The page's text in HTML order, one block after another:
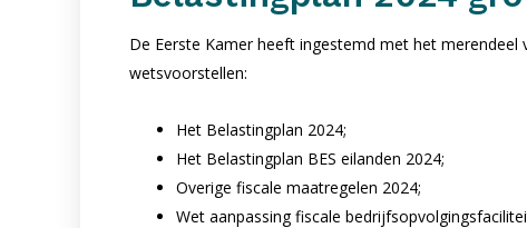
De Eerste Kamer heeft ingestemd met het
wetsvoorstellen:
Het Belastingplan 2024;
Het Belastingplan BES eilanden 2024;
Overige fiscale maatregelen 2024;
Wet aanpassing fiscale